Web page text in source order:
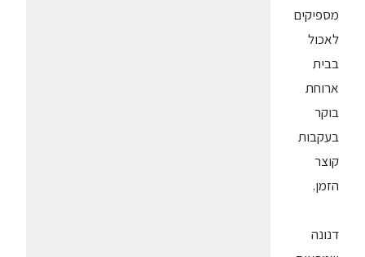
מספיקים
לאכול
בבית
ארוחת
בוקר
בעקבות
קוצר
הזמן.
דנונה